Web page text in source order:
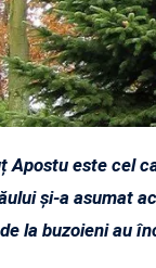
Apostu este cel
și-a asumat
la buzoieni au